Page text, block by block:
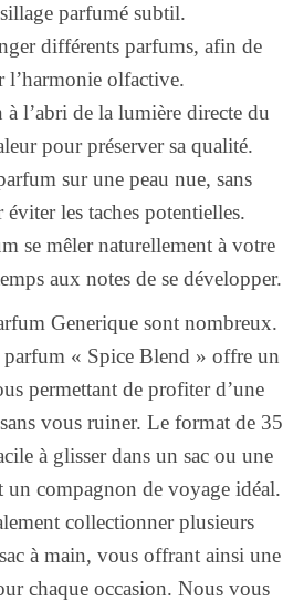
parfumé subtil.
différents parfums, afin de
l’harmonie olfactive.
l’abri de la lumière directe du
pour préserver sa qualité.
sur une peau nue, sans
les taches potentielles.
se mêler naturellement à votre
aux notes de se développer.
Generique sont nombreux.
« Spice Blend » offre un
permettant de profiter d’une
vous ruiner. Le format de 35
à glisser dans un sac ou une
un compagnon de voyage idéal.
collectionner plusieurs
à main, vous offrant ainsi une
chaque occasion. Nous vous